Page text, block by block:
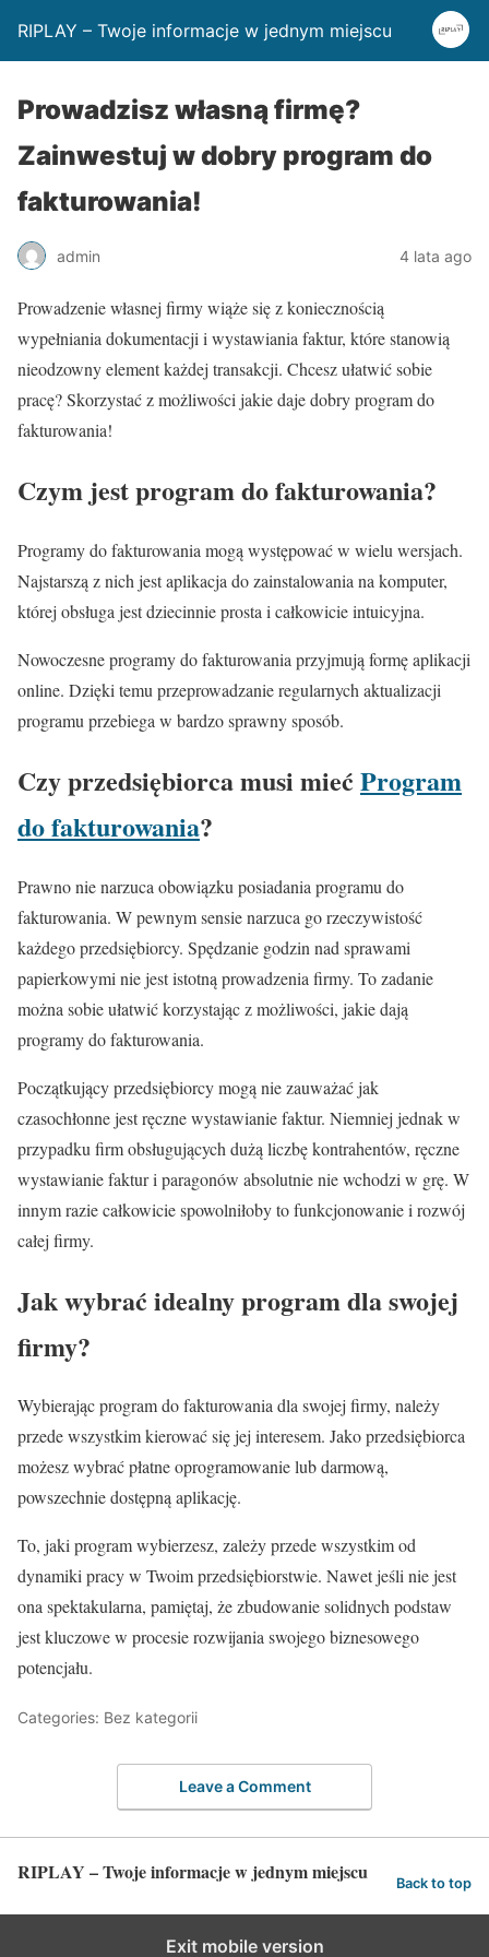
RIPLAY – Twoje informacje w jednym miejscu
Prowadzisz własną firmę?
Zainwestuj w dobry program do
fakturowania!
admin 4 lata ago
Prowadzenie własnej firmy wiąże się z koniecznością
wypełniania dokumentacji i wystawiania faktur, które stanowią
nieodzowny element każdej transakcji. Chcesz ułatwić sobie
pracę? Skorzystać z możliwości jakie daje dobry program do
fakturowania!
Czym jest program do fakturowania?
Programy do fakturowania mogą występować w wielu wersjach.
Najstarszą z nich jest aplikacja do zainstalowania na komputer,
której obsługa jest dziecinnie prosta i całkowicie intuicyjna.
Nowoczesne programy do fakturowania przyjmują formę aplikacji
online. Dzięki temu przeprowadzanie regularnych aktualizacji
programu przebiega w bardzo sprawny sposób.
Czy przedsiębiorca musi mieć Program
do fakturowania?
Prawno nie narzuca obowiązku posiadania programu do
fakturowania. W pewnym sensie narzuca go rzeczywistość
każdego przedsiębiorcy. Spędzanie godzin nad sprawami
papierkowymi nie jest istotną prowadzenia firmy. To zadanie
można sobie ułatwić korzystając z możliwości, jakie dają
programy do fakturowania.
Początkujący przedsiębiorcy mogą nie zauważać jak
czasochłonne jest ręczne wystawianie faktur. Niemniej jednak w
przypadku firm obsługujących dużą liczbę kontrahentów, ręczne
wystawianie faktur i paragonów absolutnie nie wchodzi w grę. W
innym razie całkowicie spowolniłoby to funkcjonowanie i rozwój
całej firmy.
Jak wybrać idealny program dla swojej
firmy?
Wybierając program do fakturowania dla swojej firmy, należy
przede wszystkim kierować się jej interesem. Jako przedsiębiorca
możesz wybrać płatne oprogramowanie lub darmową,
powszechnie dostępną aplikację.
To, jaki program wybierzesz, zależy przede wszystkim od
dynamiki pracy w Twoim przedsiębiorstwie. Nawet jeśli nie jest
ona spektakularna, pamiętaj, że zbudowanie solidnych podstaw
jest kluczowe w procesie rozwijania swojego biznesowego
potencjału.
Categories: Bez kategorii
Leave a Comment
RIPLAY – Twoje informacje w jednym miejscu Back to top
Exit mobile version